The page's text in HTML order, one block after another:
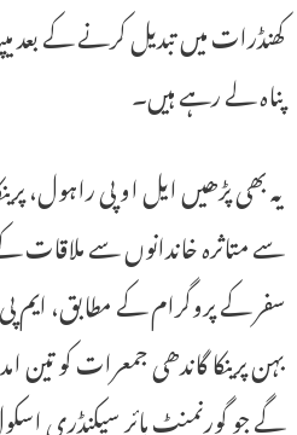
کھنڈرات میں تبدیل کرنے کے بعد
پناہ لے رہے ہیں۔
یہ بھی پڑھیں ایل او پی راہول،
سے متاثرہ خاندانوں سے ملاقات
سفر کے پروگرام کے مطابق، ایم
بہن پرینکا گاندھی جمعرات کو تین
گے جو گورنمنٹ ہائر سیکنڈری